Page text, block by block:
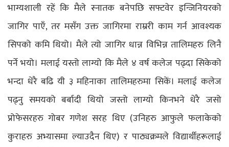
भाग्यशाली रहें कि मैले स्नातक बनेपछि सफ्टवेर इन्जिनियरको
जागिर पाएँ, तर मसँग उक्त जागिरमा राम्ररी काम गर्न आवश्यक
सिपको कमि थियो। मैले त्यो जागिर धान्न विभिन्न तालिमहरु लिनै
पर्ने भयो। मलाई यस्तो लाग्यो कि मैले ४ वर्ष कलेज पढ्दा सिकेको
भन्दा धेरै बढि यी ३ महिनाका तालिमहरुमा सिकें। मलाई कलेज
पढ्नु समयको बर्बादी थियो जस्तो लाग्यो किनभने धेरै जसो
प्रोफेसरहरु गोबर गणेश सरह थिए (उनिहरु आफुले फलाकेको
कुराहरु अभ्यासमा ल्याउदैन थिए) र पाठ्यक्रमले विद्यार्थीहरूलाई